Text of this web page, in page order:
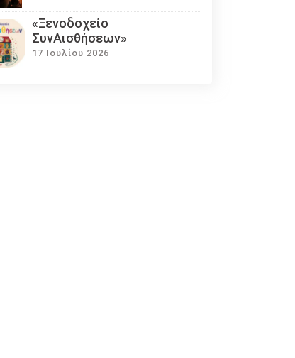
«Ξενοδοχείο
ΣυνΑισθήσεων»
17 Ιουλίου 2026